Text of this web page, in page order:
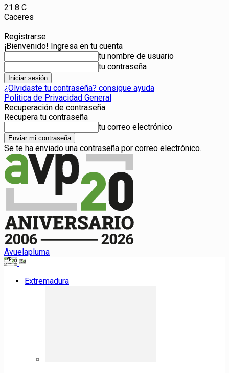
21.8 C
Caceres
Registrarse
¡Bienvenido! Ingresa en tu cuenta
tu nombre de usuario
tu contraseña
¿Olvidaste tu contraseña? consigue ayuda
Politica de Privacidad General
Recuperación de contraseña
Recupera tu contraseña
tu correo electrónico
Se te ha enviado una contraseña por correo electrónico.
Avuelapluma
Extremadura